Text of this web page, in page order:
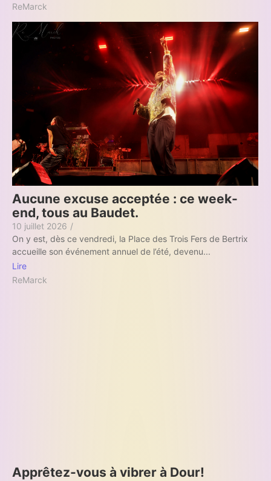
ReMarck
Aucune excuse acceptée : ce week-
end, tous au Baudet.
10 juillet 2026 /
On y est, dès ce vendredi, la Place des Trois Fers de Bertrix
accueille son événement annuel de l’été, devenu...
Lire
ReMarck
Apprêtez-vous à vibrer à Dour!